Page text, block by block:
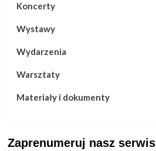
Koncerty
Wystawy
Wydarzenia
Warsztaty
Materiały i dokumenty
Zaprenumeruj nasz serwis